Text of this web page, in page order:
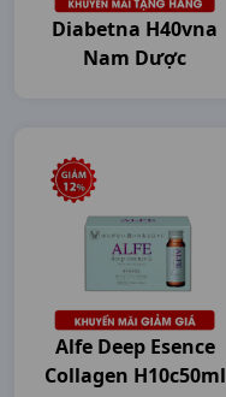
Diabetna H40vna
Nam Dược
Alfe Deep Esence
Collagen H10c50ml